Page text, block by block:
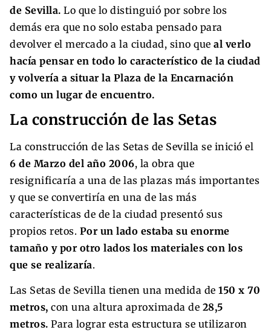
de Sevilla. Lo que lo distinguió por sobre los
demás era que no solo estaba pensado para
devolver el mercado a la ciudad, sino que al verlo
hacía pensar en todo lo característico de la ciudad
y volvería a situar la Plaza de la Encarnación
como un lugar de encuentro.
La construcción de las Setas
La construcción de las Setas de Sevilla se inició el
6 de Marzo del año 2006, la obra que
resignificaría a una de las plazas más importantes
y que se convertiría en una de las más
características de de la ciudad presentó sus
propios retos. Por un lado estaba su enorme
tamaño y por otro lados los materiales con los
que se realizaría.
Las Setas de Sevilla tienen una medida de 150 x 70
metros, con una altura aproximada de 28,5
metros. Para lograr esta estructura se utilizaron